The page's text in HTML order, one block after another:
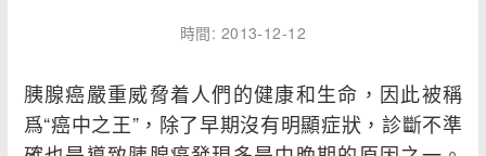
疾病
時間: 2013-12-12
胰腺癌嚴重威脅着人們的健康和生命，因此被稱
爲“癌中之王”，除了早期沒有明顯症狀，診斷不準